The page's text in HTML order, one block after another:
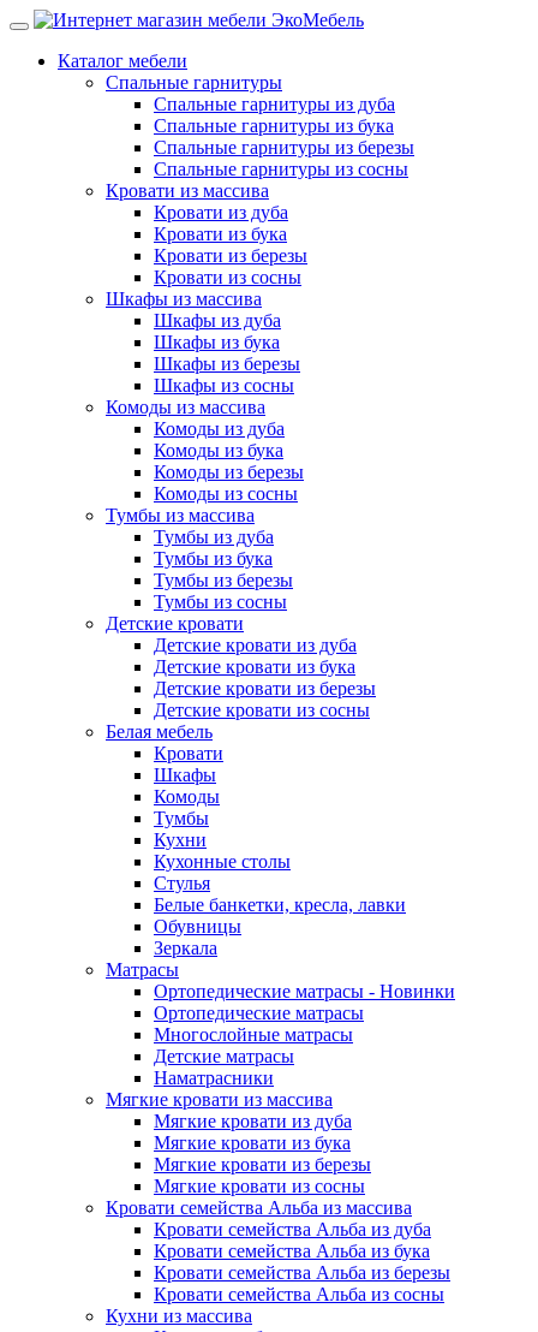
Каталог мебели
Спальные гарнитуры
Спальные гарнитуры из дуба
Спальные гарнитуры из бука
Спальные гарнитуры из березы
Спальные гарнитуры из сосны
Кровати из массива
Кровати из дуба
Кровати из бука
Кровати из березы
Кровати из сосны
Шкафы из массива
Шкафы из дуба
Шкафы из бука
Шкафы из березы
Шкафы из сосны
Комоды из массива
Комоды из дуба
Комоды из бука
Комоды из березы
Комоды из сосны
Тумбы из массива
Тумбы из дуба
Тумбы из бука
Тумбы из березы
Тумбы из сосны
Детские кровати
Детские кровати из дуба
Детские кровати из бука
Детские кровати из березы
Детские кровати из сосны
Белая мебель
Кровати
Шкафы
Комоды
Тумбы
Кухни
Кухонные столы
Стулья
Белые банкетки, кресла, лавки
Обувницы
Зеркала
Матрасы
Ортопедические матрасы - Новинки
Ортопедические матрасы
Многослойные матрасы
Детские матрасы
Наматрасники
Мягкие кровати из массива
Мягкие кровати из дуба
Мягкие кровати из бука
Мягкие кровати из березы
Мягкие кровати из сосны
Кровати семейства Альба из массива
Кровати семейства Альба из дуба
Кровати семейства Альба из бука
Кровати семейства Альба из березы
Кровати семейства Альба из сосны
Кухни из массива